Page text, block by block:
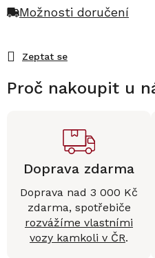
Zeptat se
Možnosti doručení
Proč nakoupit u
Doprava zdarma
Doprava nad 3 000 Kč
zdarma, spotřebiče
rozvážíme vlastními
vozy kamkoli v ČR.